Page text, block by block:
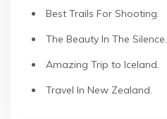
Best Trails For Shooting.
The Beauty In The Silence.
Amazing Trip to Iceland.
Travel In New Zealand.